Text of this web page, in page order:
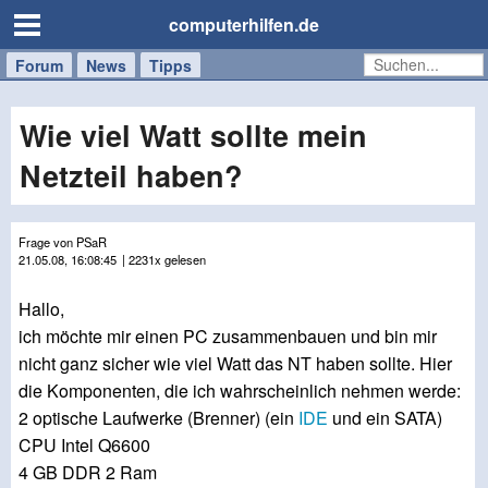
computerhilfen.de
Forum News Tipps
Handy
Tablet
Windows
Mac
Wie viel Watt sollte mein
Netzteil haben?
Frage von PSaR
21.05.08, 16:08:45 | 2231x gelesen
Hallo,
ich möchte mir einen PC zusammenbauen und bin mir
nicht ganz sicher wie viel Watt das NT haben sollte. Hier
die Komponenten, die ich wahrscheinlich nehmen werde:
2 optische Laufwerke (Brenner) (ein IDE und ein SATA)
CPU Intel Q6600
4 GB DDR 2 Ram